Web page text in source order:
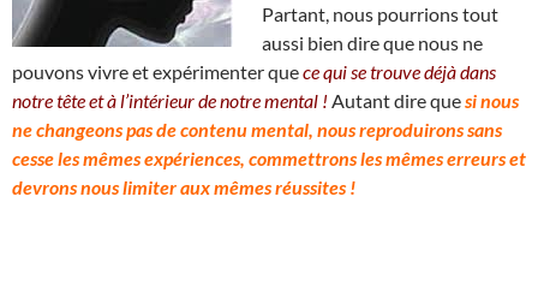
Partant, nous pourrions tout
aussi bien dire que nous ne
pouvons vivre et expérimenter quece qui se trouve déjà dans
notre tête et à l’intérieur de notre mental ! Autant dire quesi nous
ne changeons pas de contenu mental, nous reproduirons sans
cesse les mêmes expériences, commettrons les mêmes erreurs et
devrons nous limiter aux mêmes réussites !